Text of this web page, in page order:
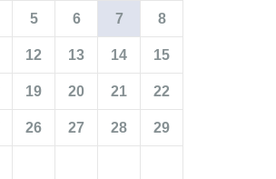
5 6 7 8
12 13 14 15
19 20 21 22
26 27 28 29